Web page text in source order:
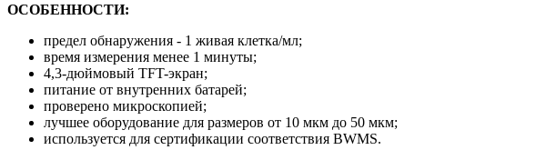
ОСОБЕННОСТИ:
предел обнаружения - 1 живая клетка/мл;
время измерения менее 1 минуты;
4,3-дюймовый TFT-экран;
питание от внутренних батарей;
проверено микроскопией;
лучшее оборудование для размеров от 10 мкм до 50 мкм;
используется для сертификации соответствия BWMS.